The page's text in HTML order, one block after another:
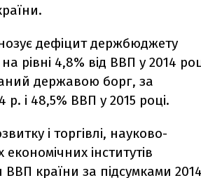
дефіцит держбюджету
рівні 4,8% від ВВП у 2014
державою борг, за
і 48,5% ВВП у 2015 році.
і торгівлі, науково-
інститутів
країни за підсумками 2014